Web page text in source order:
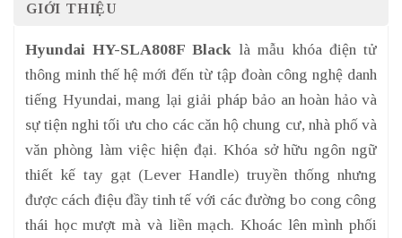
GIỚI THIỆU
Hyundai HY-SLA808F Black là mẫu khóa điện tử
thông minh thế hệ mới đến từ tập đoàn công nghệ danh
tiếng Hyundai, mang lại giải pháp bảo an hoàn hảo và
sự tiện nghi tối ưu cho các căn hộ chung cư, nhà phố và
văn phòng làm việc hiện đại. Khóa sở hữu ngôn ngữ
thiết kế tay gạt (Lever Handle) truyền thống nhưng
được cách điệu đầy tinh tế với các đường bo cong công
thái học mượt mà và liền mạch. Khoác lên mình phối